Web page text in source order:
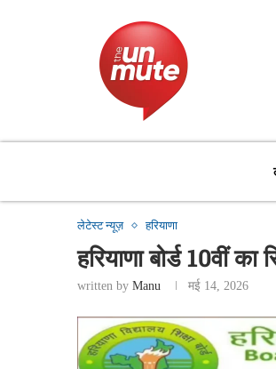
लेटेस्ट न्यूज़ हरियाणा
हरियाणा बोर्ड 10वीं
written by Manu मई 14, 2026